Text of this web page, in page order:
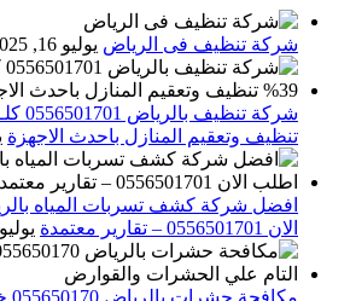
شركة تنظيف فى الرياض يوليو 16, 2025
تنظيف وتعقيم المنازل باحدث الاجهزة
الان 0556501701‬‏ – تقارير معتمدة
يوليو 16, 2025